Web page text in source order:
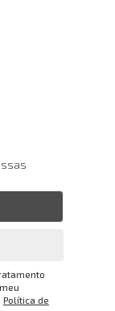
Política de